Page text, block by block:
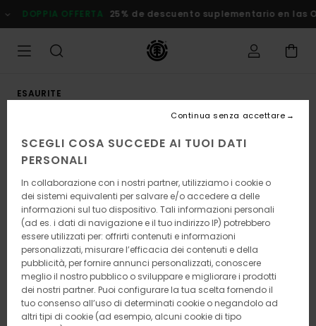
alle
informazioni
prodotto
DOPPIA OFFERTA 25% de descuento suplementario en las
ESAURITE
SCEGLI COSA SUCCEDE AI TUOI DATI
PERSONALI
In collaborazione con i nostri partner, utilizziamo i cookie o
dei sistemi equivalenti per salvare e/o accedere a delle
informazioni sul tuo dispositivo. Tali informazioni personali
(ad es. i dati di navigazione e il tuo indirizzo IP) potrebbero
essere utilizzati per: offrirti contenuti e informazioni
personalizzati, misurare l’efficacia dei contenuti e della
pubblicità, per fornire annunci personalizzati, conoscere
meglio il nostro pubblico o sviluppare e migliorare i prodotti
dei nostri partner. Puoi configurare la tua scelta fornendo il
tuo consenso all’uso di determinati cookie o negandolo ad
altri tipi di cookie (ad esempio, alcuni cookie di tipo
Continua senza accettare